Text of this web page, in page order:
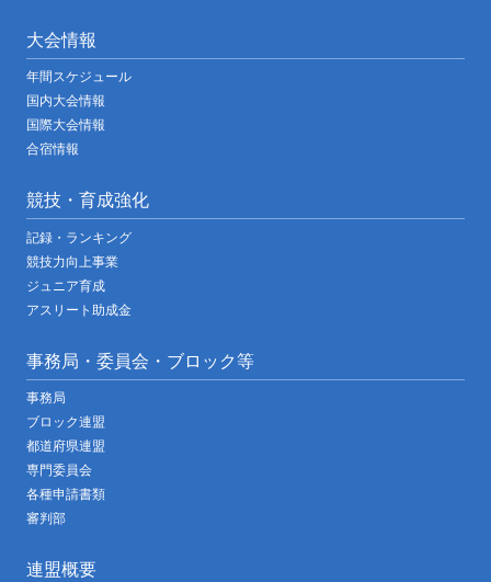
大会情報
年間スケジュール
国内大会情報
国際大会情報
合宿情報
競技・育成強化
記録・ランキング
競技力向上事業
ジュニア育成
アスリート助成金
事務局・委員会・ブロック等
事務局
ブロック連盟
都道府県連盟
専門委員会
各種申請書類
審判部
連盟概要